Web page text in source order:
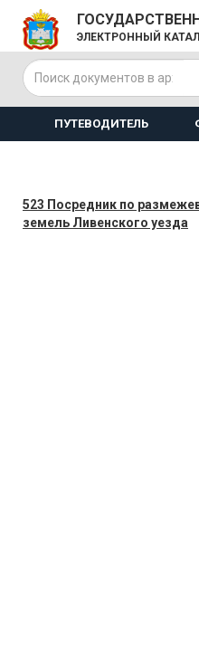
ЭЛЕКТРОННЫЙ
ПУТЕВОДИТЕЛЬ
523 Посредник по
земель Ливенского уезда